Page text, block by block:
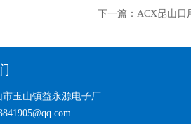
下一篇： ACX昆山日
市玉山镇益永源电子厂